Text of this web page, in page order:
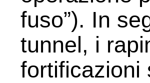
fuso”). In
tunnel, i
fortificazioni